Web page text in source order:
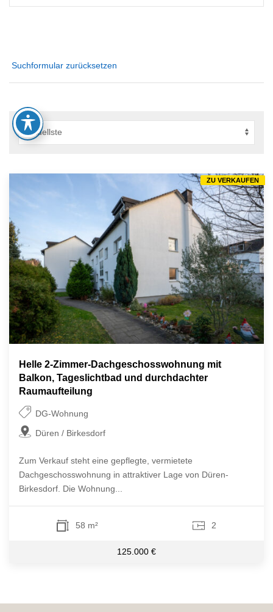
Suchformular zurücksetzen
Helle 2-Zimmer-Dachgeschosswohnung mit
Balkon, Tageslichtbad und durchdachter
Raumaufteilung
DG-Wohnung
Düren / Birkesdorf
Zum Verkauf steht eine gepflegte, vermietete
Dachgeschosswohnung in attraktiver Lage von Düren-
Birkesdorf. Die Wohnung...
58 m² 2
125.000 €
ZU VERKAUFEN